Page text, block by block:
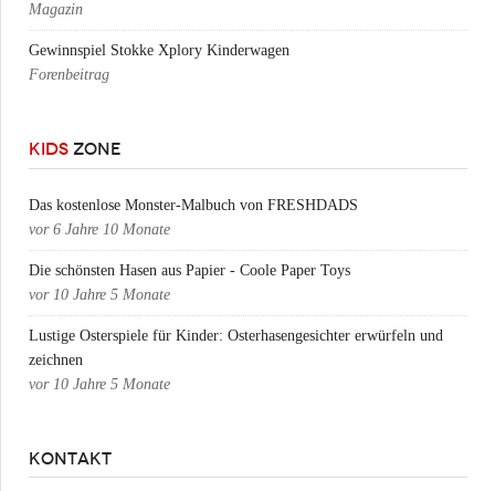
Magazin
Gewinnspiel Stokke Xplory Kinderwagen
Forenbeitrag
KIDS ZONE
Das kostenlose Monster-Malbuch von FRESHDADS
vor 6 Jahre 10 Monate
Die schönsten Hasen aus Papier - Coole Paper Toys
vor 10 Jahre 5 Monate
Lustige Osterspiele für Kinder: Osterhasengesichter erwürfeln und
zeichnen
vor 10 Jahre 5 Monate
KONTAKT